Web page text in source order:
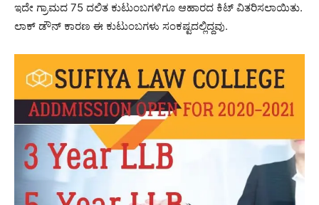
ಇದೇ ಗ್ರಾಮದ 75 ದಲಿತ ಕುಟುಂಬಗಳಿಗೂ‌ ಆಹಾರದ ಕಿಟ್ ವಿತರಿಸಲಾಯಿತು.
ಲಾಕ್ ಡೌನ್ ಕಾರಣ ಈ ಕುಟುಂಬಗಳು ಸಂಕಷ್ಟದಲ್ಲಿದ್ದವು.